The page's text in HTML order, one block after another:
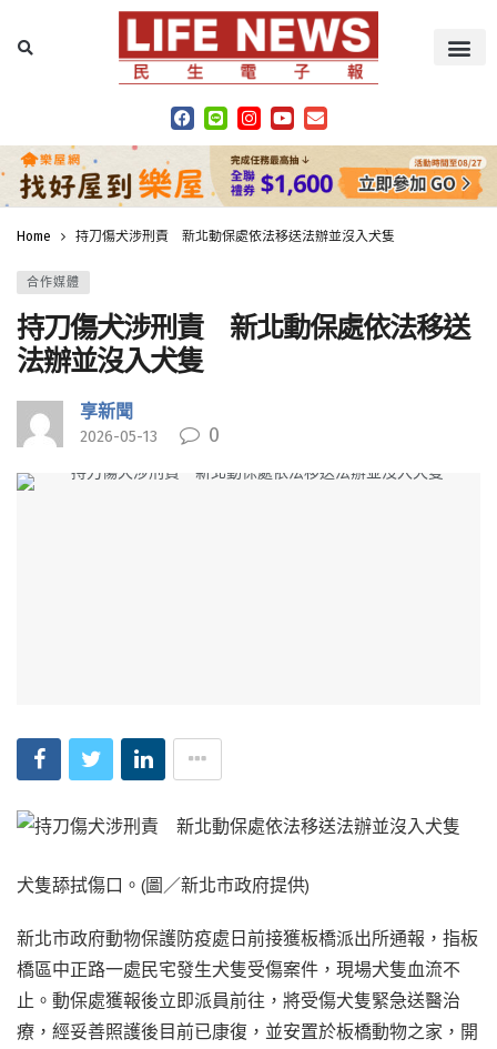
Home 持刀傷犬涉刑責 新北動保處依法移送法辦並沒入犬隻
合作媒體
持刀傷犬涉刑責 新北動保處依法移送
法辦並沒入犬隻
享新聞
2026-05-13 0
犬隻舔拭傷口。(圖／新北市政府提供)
新北市政府動物保護防疫處日前接獲板橋派出所通報，指板
橋區中正路一處民宅發生犬隻受傷案件，現場犬隻血流不
止。動保處獲報後立即派員前往，將受傷犬隻緊急送醫治
療，經妥善照護後目前已康復，並安置於板橋動物之家，開